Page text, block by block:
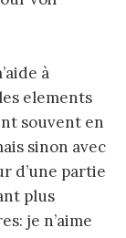
à
elements
souvent en
sinon avec
d’une partie
plus
je n’aime